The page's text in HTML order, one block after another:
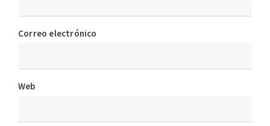
Correo electrónico
Web